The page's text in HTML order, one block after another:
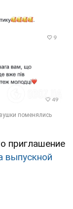
приглашение
выпускной